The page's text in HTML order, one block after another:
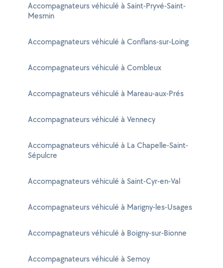
Accompagnateurs véhiculé à Saint-Pryvé-Saint-
Mesmin
Accompagnateurs véhiculé à Conflans-sur-Loing
Accompagnateurs véhiculé à Combleux
Accompagnateurs véhiculé à Mareau-aux-Prés
Accompagnateurs véhiculé à Vennecy
Accompagnateurs véhiculé à La Chapelle-Saint-
Sépulcre
Accompagnateurs véhiculé à Saint-Cyr-en-Val
Accompagnateurs véhiculé à Marigny-les-Usages
Accompagnateurs véhiculé à Boigny-sur-Bionne
Accompagnateurs véhiculé à Semoy